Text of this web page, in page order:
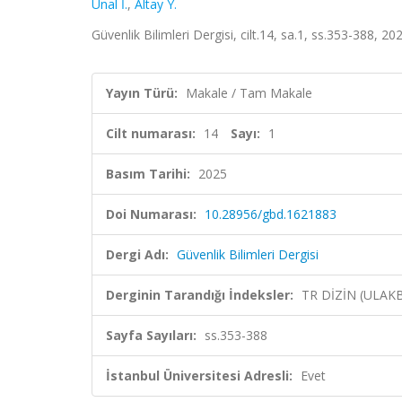
Ünal İ., Altay Y.
Güvenlik Bilimleri Dergisi, cilt.14, sa.1, ss.353-388,
Yayın Türü: Makale / Tam Makale
Cilt numarası: 14 Sayı: 1
Basım Tarihi: 2025
Doi Numarası: 10.28956/gbd.1621883
Dergi Adı: Güvenlik Bilimleri Dergisi
Derginin Tarandığı İndeksler: TR DİZİN
Sayfa Sayıları: ss.353-388
İstanbul Üniversitesi Adresli: Evet